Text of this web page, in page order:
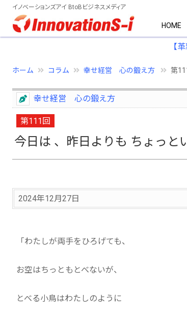
イノベーションズアイ BtoBビジネスメディア
HOME
【
ホーム コラム 幸せ経営 心の鍛え方 第
幸せ経営 心の鍛え方
第111回
今日は 、昨日よりも ちょっと
2024年12月27日
「わたしが両手をひろげても、
お空はちっともとべないが、
とべる小鳥はわたしのように